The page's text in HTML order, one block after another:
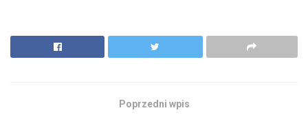
Poprzedni wpis